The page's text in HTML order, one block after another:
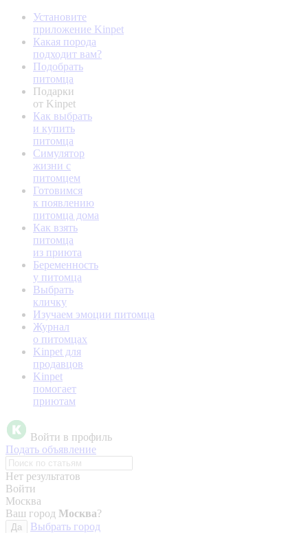
Установите
приложение Kinpet
Какая порода
подходит вам?
Подобрать
питомца
Подарки
от Kinpet
Как выбрать
и купить
питомца
Симулятор
жизни с
питомцем
Готовимся
к появлению
питомца дома
Как взять
питомца
из приюта
Беременность
у питомца
Выбрать
кличку
Изучаем эмоции питомца
Журнал
о питомцах
Kinpet для
продавцов
Kinpet
помогает
приютам
Войти в профиль
Подать объявление
Нет результатов
Войти
Москва
Ваш город Москва?
Да
Выбрать город